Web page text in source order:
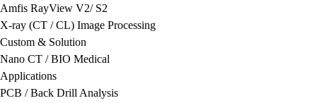
Amfis RayView V2/ S2
X-ray (CT / CL) Image Processing
Custom & Solution
Nano CT / BIO Medical
Applications
PCB / Back Drill Analysis